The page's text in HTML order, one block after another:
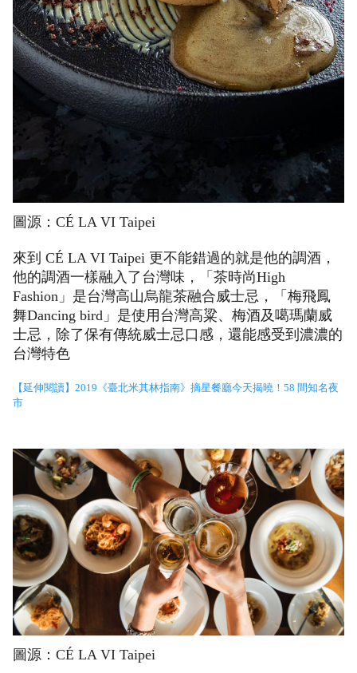
圖源：CÉ LA VI Taipei
來到 CÉ LA VI Taipei 更不能錯過的就是他的調酒，
他的調酒一樣融入了台灣味，「茶時尚High
Fashion」是台灣高山烏龍茶融合威士忌，「梅飛鳳
舞Dancing bird」是使用台灣高粱、梅酒及噶瑪蘭威
士忌，除了保有傳統威士忌口感，還能感受到濃濃的
台灣特色
【延伸閱讀】2019《臺北米其林指南》摘星餐廳今天揭曉！58 間知名夜
市
圖源：CÉ LA VI Taipei